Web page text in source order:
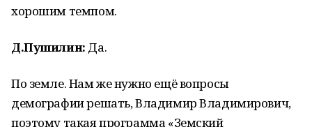
хорошим темпом.
Д.Пушилин: Да.
По земле. Нам же нужно ещё вопросы
демографии решать, Владимир Владимирович,
поэтому такая программа «Земский